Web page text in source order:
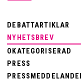
DEBATTARTIKLAR
NYHETSBREV
OKATEGORISERAD
PRESS